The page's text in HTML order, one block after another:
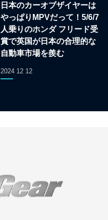
日本のカーオブザイヤーは
やっぱりMPVだって！5/6/7
人乗りのホンダ フリード受
賞で英国が日本の合理的な
自動車市場を羨む
2024 12 12